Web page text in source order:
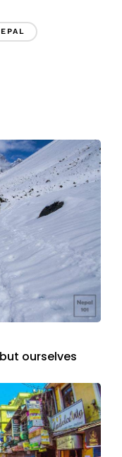
ourselves